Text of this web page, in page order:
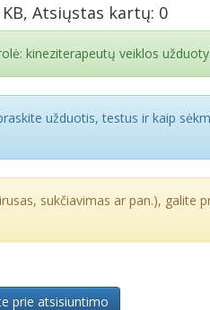
KB, Atsiųstas kartų: 0
kineziterapeutų veiklos
užduotis, testus ir kaip
sukčiavimas ar pan.), galite
prie atsisiuntimo